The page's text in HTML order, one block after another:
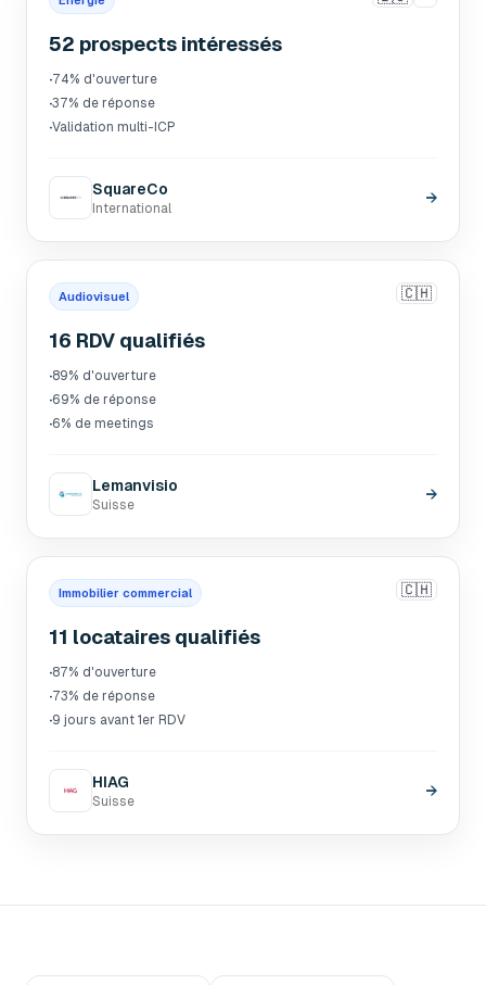
52 prospects intéressés
·74% d'ouverture
·37% de réponse
·Validation multi-ICP
SquareCo
International
→
Audiovisuel 🇨🇭
16 RDV qualifiés
·89% d'ouverture
·69% de réponse
·6% de meetings
Lemanvisio
Suisse
→
Immobilier commercial 🇨🇭
11 locataires qualifiés
·87% d'ouverture
·73% de réponse
·9 jours avant 1er RDV
HIAG
Suisse
→